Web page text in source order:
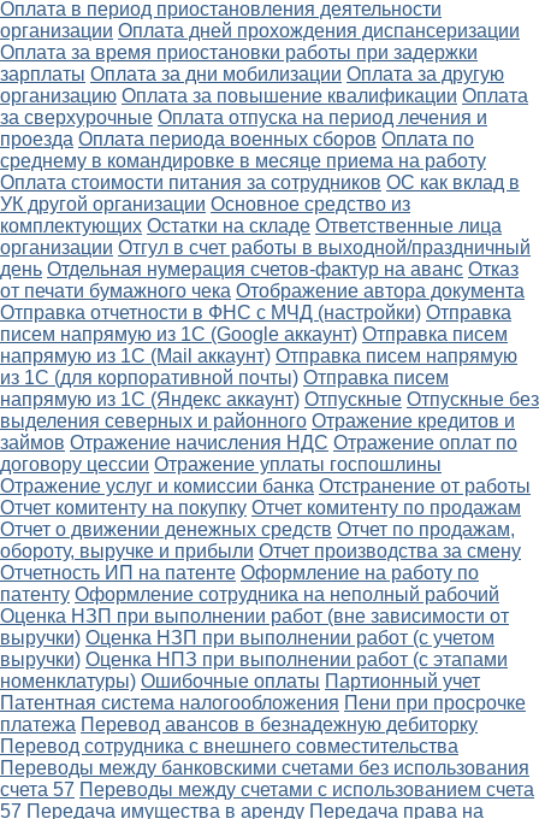
Оплата в период приостановления деятельности
организации Оплата дней прохождения диспансеризации
Оплата за время приостановки работы при задержки
зарплаты Оплата за дни мобилизации Оплата за другую
организацию Оплата за повышение квалификации Оплата
за сверхурочные Оплата отпуска на период лечения и
проезда Оплата периода военных сборов Оплата по
среднему в командировке в месяце приема на работу
Оплата стоимости питания за сотрудников ОС как вклад в
УК другой организации Основное средство из
комплектующих Остатки на складе Ответственные лица
организации Отгул в счет работы в выходной/праздничный
день Отдельная нумерация счетов-фактур на аванс Отказ
от печати бумажного чека Отображение автора документа
Отправка отчетности в ФНС с МЧД (настройки) Отправка
писем напрямую из 1С (Google аккаунт) Отправка писем
напрямую из 1С (Mail аккаунт) Отправка писем напрямую
из 1С (для корпоративной почты) Отправка писем
напрямую из 1С (Яндекс аккаунт) Отпускные Отпускные без
выделения северных и районного Отражение кредитов и
займов Отражение начисления НДС Отражение оплат по
договору цессии Отражение уплаты госпошлины
Отражение услуг и комиссии банка Отстранение от работы
Отчет комитенту на покупку Отчет комитенту по продажам
Отчет о движении денежных средств Отчет по продажам,
обороту, выручке и прибыли Отчет производства за смену
Отчетность ИП на патенте Оформление на работу по
патенту Оформление сотрудника на неполный рабочий
Оценка НЗП при выполнении работ (вне зависимости от
выручки) Оценка НЗП при выполнении работ (с учетом
выручки) Оценка НПЗ при выполнении работ (с этапами
номенклатуры) Ошибочные оплаты Партионный учет
Патентная система налогообложения Пени при просрочке
платежа Перевод авансов в безнадежную дебиторку
Перевод сотрудника с внешнего совместительства
Переводы между банковскими счетами без использования
счета 57 Переводы между счетами с использованием счета
57 Передача имущества в аренду Передача права на